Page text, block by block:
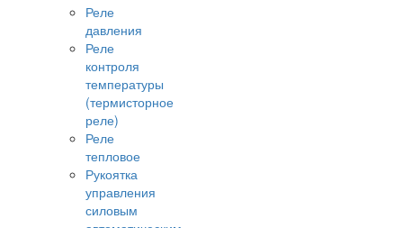
Реле
давления
Реле
контроля
температуры
(термисторное
реле)
Реле
тепловое
Рукоятка
управления
силовым